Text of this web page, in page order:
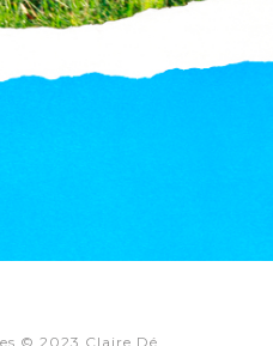
© 2023 Claire Dé